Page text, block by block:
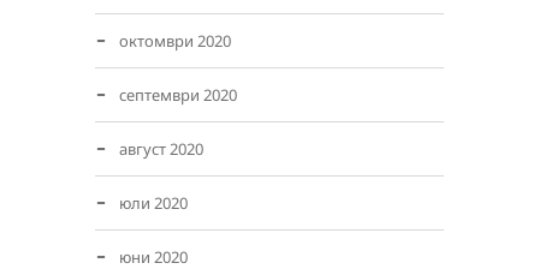
октомври 2020
септември 2020
август 2020
юли 2020
юни 2020